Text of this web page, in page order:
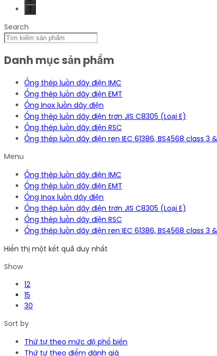
Ống thép luồn dây điện IMC
Ống Inox luồn dây điện
Ống thép luồn dây điện trơn JIS C8305 (Loại E)
Ống thép luồn dây điện RSC
Ống thép luồn dây điện ren IEC 61386, BS4568 class 3 &
Hiển thị một kết quả duy nhất
Show
12
15
30
Sort by
Thứ tự theo mức độ phổ biến
Thứ tự theo điểm đánh giá
Mới nhất
Thứ tự theo giá: thấp đến cao
Thứ tự theo giá: cao xuống thấp
Sort by title: A to Z
Sort by title: Z to A
Sort by SKU: low to high
Sort by stock quantity: high to low
Sort by product ID: low to high
Quick Shop
Kẹp ống thép ren IMC có đế